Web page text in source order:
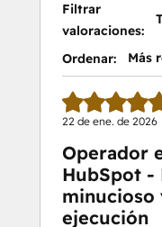
Filtrar
valoraciones:
Ordenar: Más
22 de ene. de 2026
Operador
HubSpot -
minucioso
ejecución